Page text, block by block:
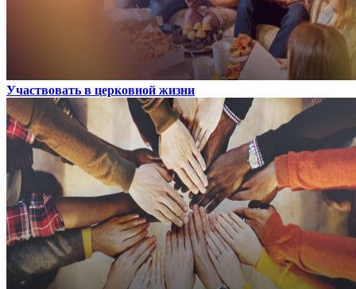
Участвовать в церковной жизни